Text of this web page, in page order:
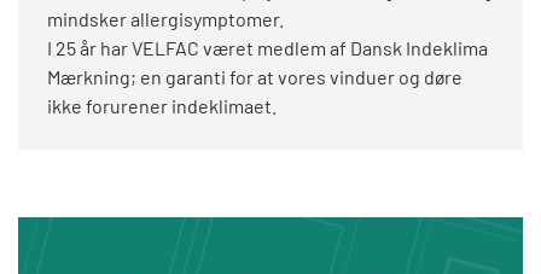
mindsker allergisymptomer.
I 25 år har VELFAC været medlem af Dansk Indeklima
Mærkning; en garanti for at vores vinduer og døre
ikke forurener indeklimaet.